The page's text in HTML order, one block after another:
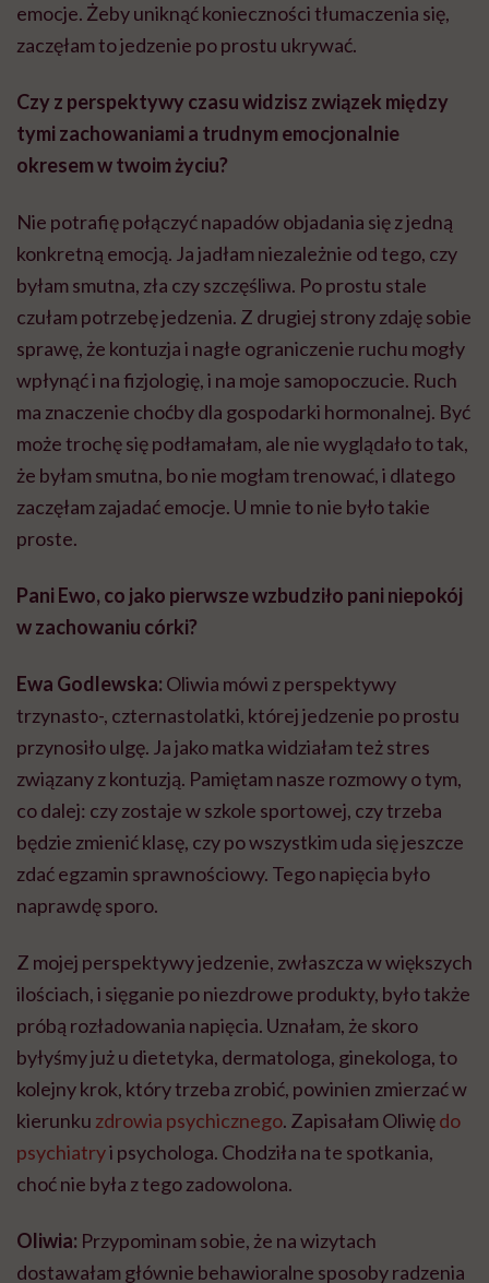
emocje. Żeby uniknąć konieczności tłumaczenia się,
zaczęłam to jedzenie po prostu ukrywać.
Czy z perspektywy czasu widzisz związek między
tymi zachowaniami a trudnym emocjonalnie
okresem w twoim życiu?
Nie potrafię połączyć napadów objadania się z jedną
konkretną emocją. Ja jadłam niezależnie od tego, czy
byłam smutna, zła czy szczęśliwa. Po prostu stale
czułam potrzebę jedzenia. Z drugiej strony zdaję sobie
sprawę, że kontuzja i nagłe ograniczenie ruchu mogły
wpłynąć i na fizjologię, i na moje samopoczucie. Ruch
ma znaczenie choćby dla gospodarki hormonalnej. Być
może trochę się podłamałam, ale nie wyglądało to tak,
że byłam smutna, bo nie mogłam trenować, i dlatego
zaczęłam zajadać emocje. U mnie to nie było takie
proste.
Pani Ewo, co jako pierwsze wzbudziło pani niepokój
w zachowaniu córki?
Ewa Godlewska: Oliwia mówi z perspektywy
trzynasto-, czternastolatki, której jedzenie po prostu
przynosiło ulgę. Ja jako matka widziałam też stres
związany z kontuzją. Pamiętam nasze rozmowy o tym,
co dalej: czy zostaje w szkole sportowej, czy trzeba
będzie zmienić klasę, czy po wszystkim uda się jeszcze
zdać egzamin sprawnościowy. Tego napięcia było
naprawdę sporo.
Z mojej perspektywy jedzenie, zwłaszcza w większych
ilościach, i sięganie po niezdrowe produkty, było także
próbą rozładowania napięcia. Uznałam, że skoro
byłyśmy już u dietetyka, dermatologa, ginekologa, to
kolejny krok, który trzeba zrobić, powinien zmierzać w
kierunku zdrowia psychicznego. Zapisałam Oliwiędo
psychiatryi psychologa. Chodziła na te spotkania,
choć nie była z tego zadowolona.
Oliwia: Przypominam sobie, że na wizytach
dostawałam głównie behawioralne sposoby radzenia